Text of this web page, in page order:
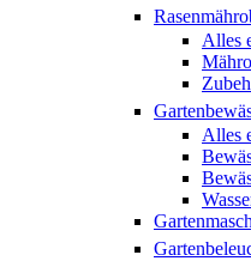
Alles
Alles